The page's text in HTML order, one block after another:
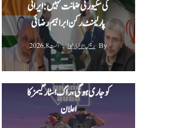
کی سکیورٹی ضمانت نہیں: ایرانی
پارلیمنٹ رکن ابراہیم رضائی
By رئیس الاخبار نیوز اگست 8, 2026
جی ٹی اے 6 کی نئی جھلک 27 اگست
کو جاری ہوگی، راک اسٹار گیمز کا
اعلان